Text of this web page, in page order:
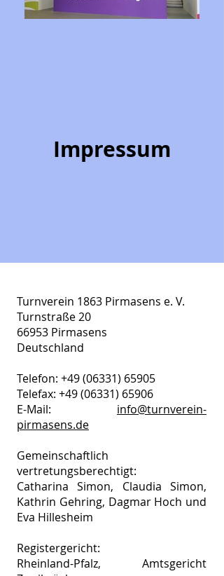
Impressum
Turnverein 1863 Pirmasens e. V.
Turnstraße 20
66953 Pirmasens
Deutschland
Telefon: +49 (06331) 65905
Telefax: +49 (06331) 65906
E-Mail: info@turnverein-
pirmasens.de
Gemeinschaftlich
vertretungsberechtigt:
Catharina Simon, Claudia Simon,
Kathrin Gehring, Dagmar Hoch und
Eva Hillesheim
Registergericht:
Rheinland-Pfalz, Amtsgericht